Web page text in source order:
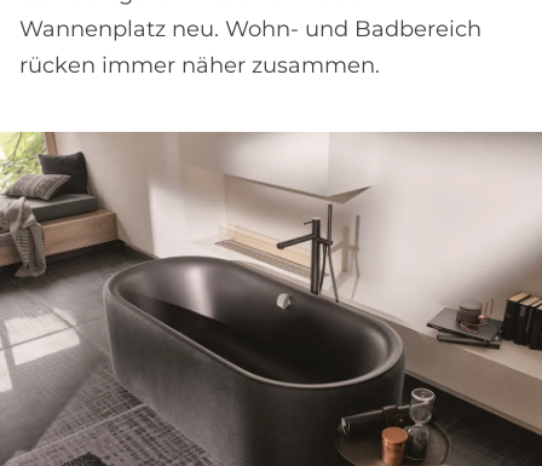
Wannenplatz neu. Wohn- und Badbereich
rücken immer näher zusammen.